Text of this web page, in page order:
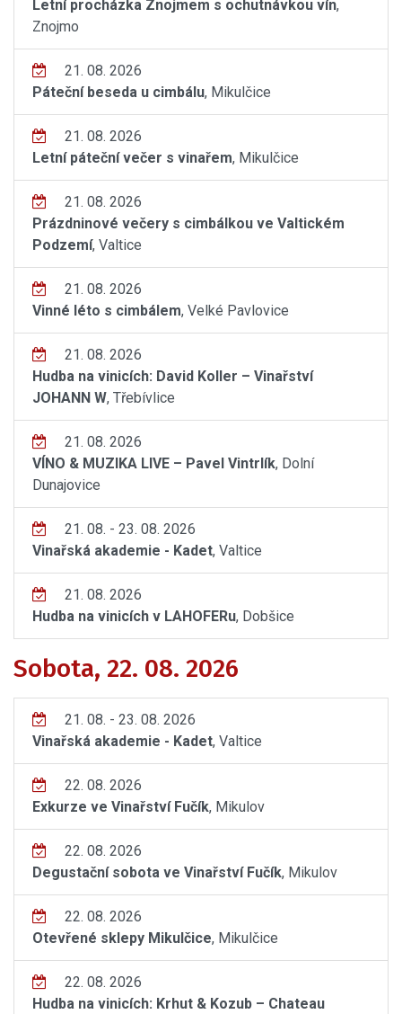
Letní procházka Znojmem s ochutnávkou vín,
Znojmo
21. 08. 2026
Páteční beseda u cimbálu, Mikulčice
21. 08. 2026
Letní páteční večer s vinařem, Mikulčice
21. 08. 2026
Prázdninové večery s cimbálkou ve Valtickém
Podzemí, Valtice
21. 08. 2026
Vinné léto s cimbálem, Velké Pavlovice
21. 08. 2026
Hudba na vinicích: David Koller – Vinařství
JOHANN W, Třebívlice
21. 08. 2026
VÍNO & MUZIKA LIVE – Pavel Vintrlík, Dolní
Dunajovice
21. 08. - 23. 08. 2026
Vinařská akademie - Kadet, Valtice
21. 08. 2026
Hudba na vinicích v LAHOFERu, Dobšice
Sobota, 22. 08. 2026
21. 08. - 23. 08. 2026
Vinařská akademie - Kadet, Valtice
22. 08. 2026
Exkurze ve Vinařství Fučík, Mikulov
22. 08. 2026
Degustační sobota ve Vinařství Fučík, Mikulov
22. 08. 2026
Otevřené sklepy Mikulčice, Mikulčice
22. 08. 2026
Hudba na vinicích: Krhut & Kozub – Chateau